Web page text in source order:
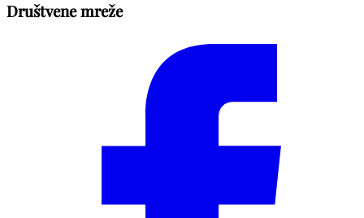
Društvene mreže